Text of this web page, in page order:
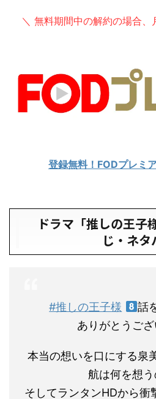
＼ 無料期間中の解約の場合、
登録無料！FODプレミ
ドラマ「推しの王子
じ・ネタ
#推しの王子様
話
ありがとうご
本当の想いを口にする泉
航は何を想う
そしてランタンHDから衝